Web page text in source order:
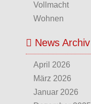
Vollmacht
Wohnen
News Archiv
April 2026
März 2026
Januar 2026